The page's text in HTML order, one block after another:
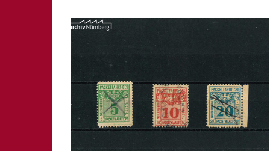
FÜRTH
NÜRNBERG
PEGNITZ